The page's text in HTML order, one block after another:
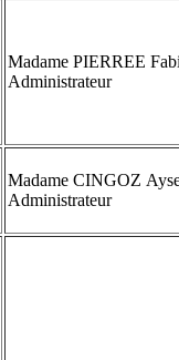
Madame PIERREE
Administrateur
Madame CINGOZ
Administrateur